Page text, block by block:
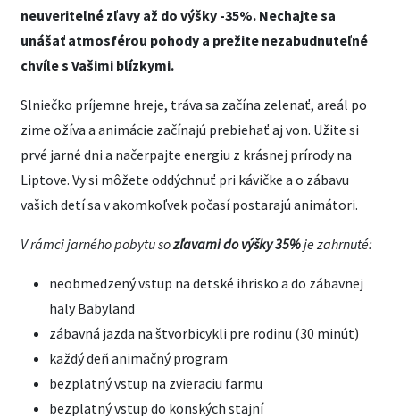
neuveriteľné zľavy až do výšky -35%. Nechajte sa
unášať atmosférou pohody a prežite nezabudnuteľné
chvíle s Vašimi blízkymi.
Slniečko príjemne hreje, tráva sa začína zelenať, areál po
zime ožíva a animácie začínajú prebiehať aj von. Užite si
prvé jarné dni a načerpajte energiu z krásnej prírody na
Liptove. Vy si môžete oddýchnuť pri kávičke a o zábavu
vašich detí sa v akomkoľvek počasí postarajú animátori.
V rámci jarného pobytu sozľavami do výšky 35%je zahrnuté:
neobmedzený vstup na detské ihrisko a do zábavnej
haly Babyland
zábavná jazda na štvorbicykli pre rodinu (30 minút)
každý deň animačný program
bezplatný vstup na zvieraciu farmu
bezplatný vstup do konských stajní